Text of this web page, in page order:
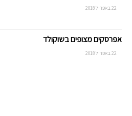
22 באפריל 2018
אפרסקים מצופים בשוקולד
22 באפריל 2018